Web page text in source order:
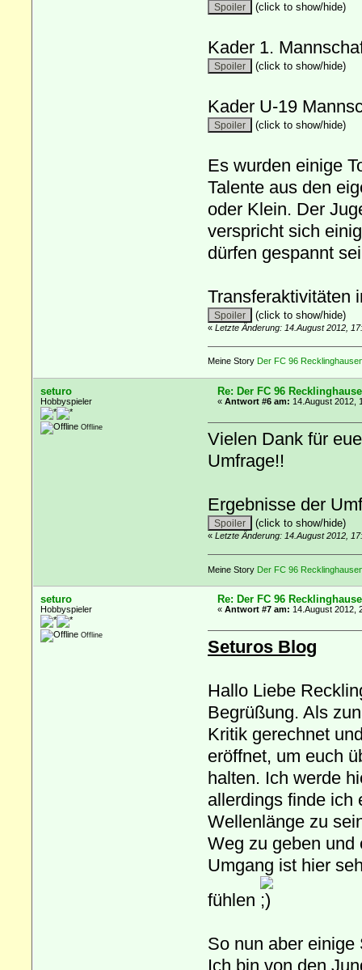
(click to show/hide)
Kader 1.
(click to show/hide)
Kader U-19
(click to show/hide)
Es wurden einige
Talente aus den
oder Klein. Der
verspricht sich
dürfen gespannt
Transferaktivitäten
(click to show/hide)
« Letzte Änderung: 14.August 2012,
Meine Story Der FC 96
seturo
Hobbyspieler
Offline
Re: Der FC 96
«Antwort #6 am: 14.August 2012,
Vielen Dank für
Umfrage!!
Ergebnisse der
(click to show/hide)
« Letzte Änderung: 14.August 2012,
Meine Story Der FC 96
seturo
Hobbyspieler
Offline
Re: Der FC 96
«Antwort #7 am: 14.August 2012,
Seturos Blog
Hallo Liebe
Begrüßung. Als
Kritik gerechnet
eröffnet, um euch
halten. Ich werde
allerdings finde ich
Wellenlänge zu
Weg zu geben und
Umgang ist hier
fühlen
So nun aber
Ich bin von den